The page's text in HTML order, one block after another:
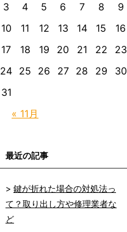
« 11月
3
4 5 6 7 8
9
10
11 12 13 14 15
16
17
18 19 20 21 22
23
24 25 26 27 28 29
30
31
最近の記事
鍵が折れた場合の対処法っ
て？取り出し方や修理業者な
ど